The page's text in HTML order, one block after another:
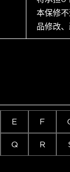
本保修
品修改
E F
Q R